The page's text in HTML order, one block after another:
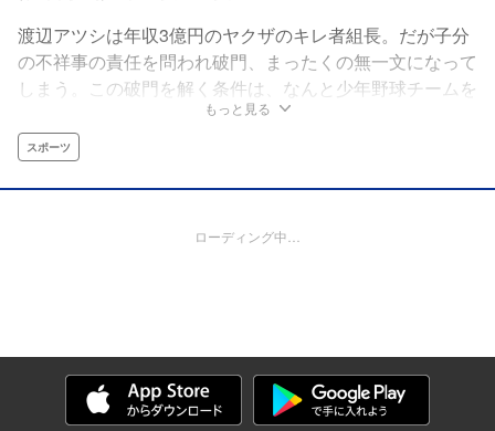
渡辺アツシは年収3億円のヤクザのキレ者組長。だが子分
の不祥事の責任を問われ破門、まったくの無一文になって
しまう。この破門を解く条件は、なんと少年野球チームを
日本一にすること。野球経験がまったくないド素人監督が
日本一を目指す!!
もっと見る
スポーツ
ローディング中…